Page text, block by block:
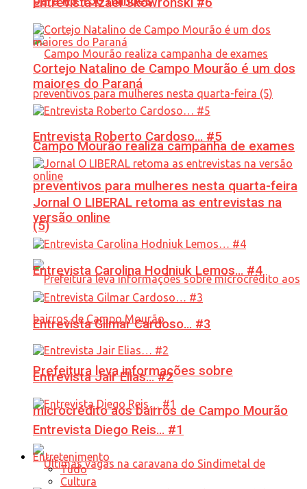
Campo Mourão realiza campanha de exames
preventivos para mulheres nesta quarta-feira
(5)
Prefeitura leva informações sobre
microcrédito aos bairros de Campo Mourão
Cortejo Natalino de Campo Mourão é um dos
maiores do Paraná
Entrevista Roberto Cardoso… #5
Jornal O LIBERAL retoma as entrevistas na
versão online
Entrevista Carolina Hodniuk Lemos… #4
Entrevista Gilmar Cardoso… #3
Entrevista Jair Elias… #2
Entrevista Diego Reis… #1
Entretenimento
Tudo
Cultura